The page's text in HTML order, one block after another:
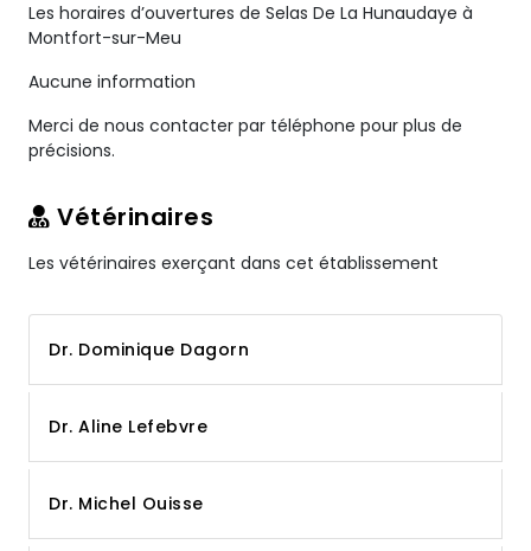
Les horaires d’ouvertures de Selas De La Hunaudaye à
Montfort-sur-Meu
Aucune information
Merci de nous contacter par téléphone pour plus de
précisions.
Vétérinaires
Les vétérinaires exerçant dans cet établissement
Dr. Dominique Dagorn
Dr. Aline Lefebvre
Dr. Michel Ouisse